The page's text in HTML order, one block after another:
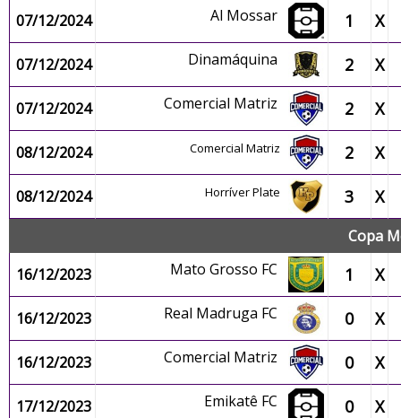
07/12/2024 Al Mossar 1 X
07/12/2024 Dinamáquina 2 X
07/12/2024 Comercial Matriz 2 X
08/12/2024 Comercial Matriz 2 X
08/12/2024 Horríver Plate 3 X
Copa
16/12/2023
Mato Grosso FC 1 X
16/12/2023 Real Madruga FC 0 X
16/12/2023 Comercial Matriz 0 X
17/12/2023 Emikatê FC 0 X